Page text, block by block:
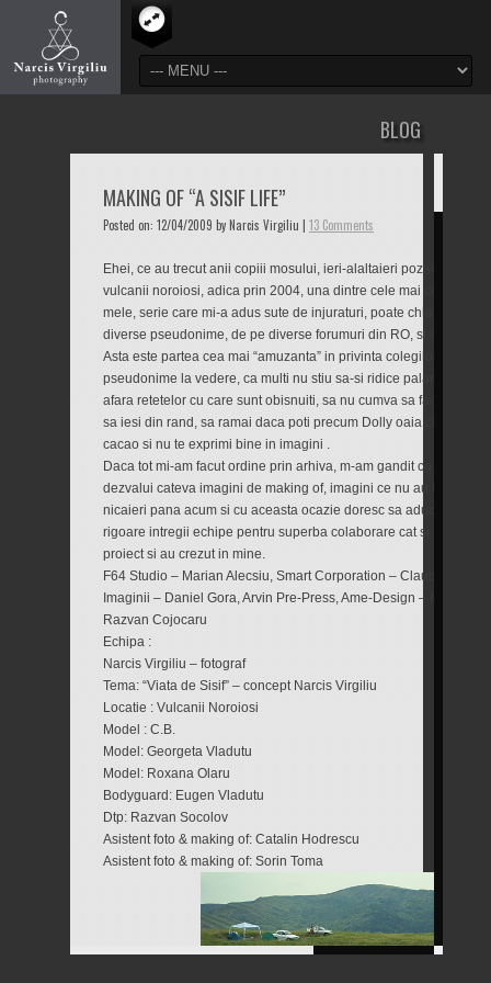
BLOG
MAKING OF “A SISIF LIFE”
Posted on: 12/04/2009 by Narcis Virgiliu | 13 Comments
Ehei, ce au trecut anii copiii mosului, ieri-alaltaieri pozam “Viata
vulcanii noroiosi, adica prin 2004, una dintre cele mai
mele, serie care mi-a adus sute de injuraturi, poate chiar mii, de
diverse pseudonime, de pe diverse forumuri din RO, si specific
Asta este partea cea mai “amuzanta” in privinta colegilor nostrii
pseudonime la vedere, ca multi nu stiu sa-si ridice palaria cand
afara retetelor cu care sunt obisnuiti, sa nu cumva sa faci altfel
sa iesi din rand, sa ramai daca poti precum Dolly oaia clonata,
cacao si nu te exprimi bine in imagini .
Daca tot mi-am facut ordine prin arhiva, m-am gandit ca
dezvalui cateva imagini de making of, imagini ce nu au fost
nicaieri pana acum si cu aceasta ocazie doresc sa aduc iar
rigoare intregii echipe pentru superba colaborare cat si firmelor
proiect si au crezut in mine.
F64 Studio – Marian Alecsiu, Smart Corporation – Claudiu Popa,
Imaginii – Daniel Gora, Arvin Pre-Press, Ame-Design – Marcel
Razvan Cojocaru
Echipa :
Narcis Virgiliu – fotograf
Tema: “Viata de Sisif” – concept Narcis Virgiliu
Locatie : Vulcanii Noroiosi
Model : C.B.
Model: Georgeta Vladutu
Model: Roxana Olaru
Bodyguard: Eugen Vladutu
Dtp: Razvan Socolov
Asistent foto & making of: Catalin Hodrescu
Asistent foto & making of: Sorin Toma